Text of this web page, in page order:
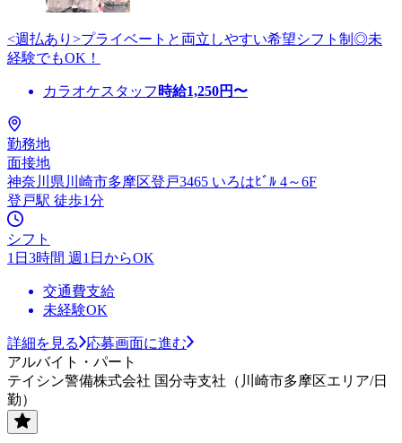
<週払あり>プライベートと両立しやすい希望シフト制◎未
経験でもOK！
カラオケスタッフ 時給1,250円〜
勤務地
面接地
神奈川県川崎市多摩区登戸3465 いろはﾋﾞﾙ 4～6F
登戸駅 徒歩1分
シフト
1日3時間 週1日からOK
交通費支給
未経験OK
詳細を見る
応募画面に進む
アルバイト・パート
テイシン警備株式会社 国分寺支社（川崎市多摩区エリア/日
勤）